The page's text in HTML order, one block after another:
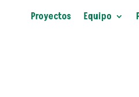
Proyectos Equipo